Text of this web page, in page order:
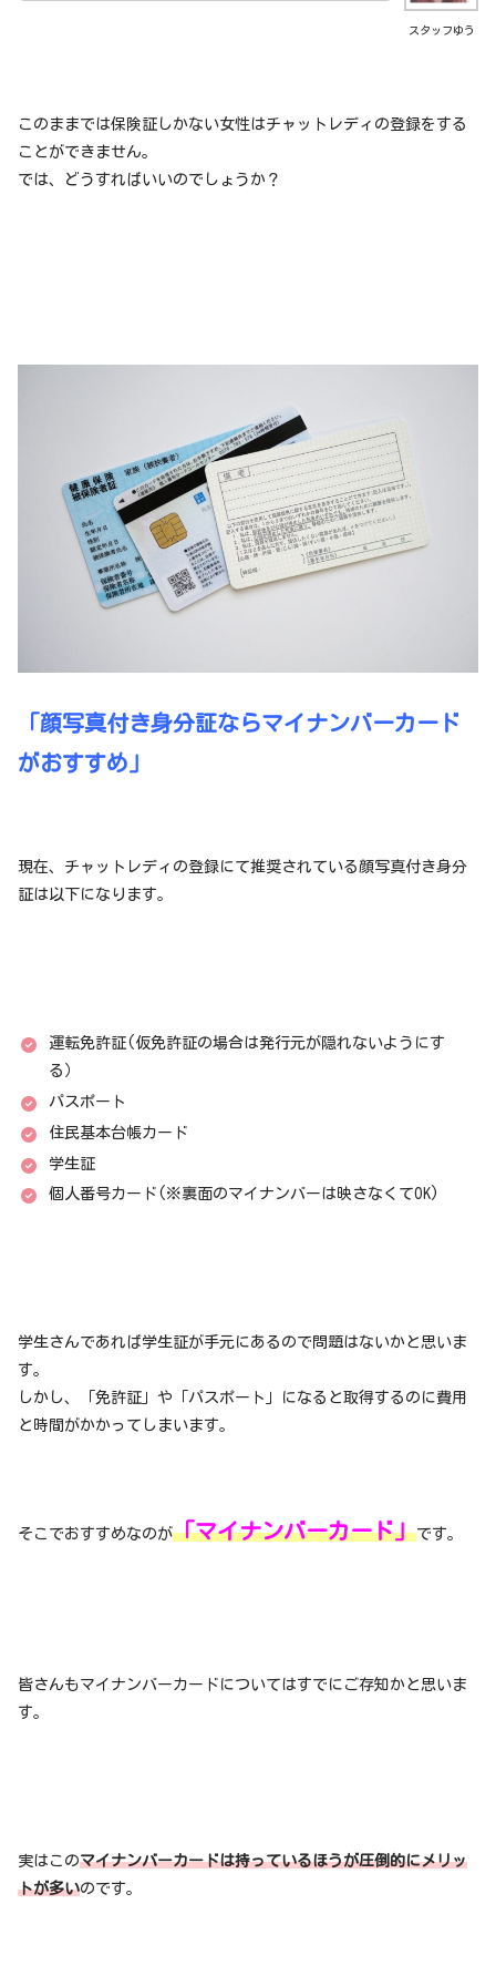
スタッフゆう
このままでは保険証しかない女性はチャットレディの登録をする
ことができません。
では、どうすればいいのでしょうか？
「顔写真付き身分証ならマイナンバーカード
がおすすめ」
現在、チャットレディの登録にて推奨されている顔写真付き身分
証は以下になります。
運転免許証(仮免許証の場合は発行元が隠れないようにす
る）
パスポート
住民基本台帳カード
学生証
個人番号カード(※裏面のマイナンバーは映さなくてOK)
学生さんであれば学生証が手元にあるので問題はないかと思いま
す。
しかし、「免許証」や「パスポート」になると取得するのに費用
と時間がかかってしまいます。
そこでおすすめなのが「マイナンバーカード」です。
皆さんもマイナンバーカードについてはすでにご存知かと思いま
す。
実はこのマイナンバーカードは持っているほうが圧倒的にメリッ
トが多いのです。